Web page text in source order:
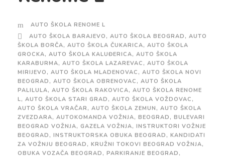
AUTO ŠKOLA RENOME L
AUTO ŠKOLA BARAJEVO , AUTO ŠKOLA BEOGRAD , AUTO
ŠKOLA BORČA, AUTO ŠKOLA ČUKARICA, AUTO ŠKOLA
GROCKA, AUTO ŠKOLA KALUĐERICA, AUTO ŠKOLA
KARABURMA, AUTO ŠKOLA LAZAREVAC , AUTO ŠKOLA
MIRIJEVO , AUTO ŠKOLA MLADENOVAC , AUTO ŠKOLA NOVI
BEOGRAD , AUTO ŠKOLA OBRENOVAC , AUTO ŠKOLA
PALILULA, AUTO ŠKOLA RAKOVICA, AUTO ŠKOLA RENOME
L, AUTO ŠKOLA STARI GRAD , AUTO ŠKOLA VOŽDOVAC ,
AUTO ŠKOLA VRAČAR , AUTO ŠKOLA ZEMUN , AUTO ŠKOLA
ZVEZDARA, AUTOKOMANDA VOŽNJA, BEOGRAD , BULEVARI
BEOGRAD VOŽNJA, GAZELA VOŽNJA, INSTRUKTORI VOŽNJE
BEOGRAD , INSTRUKTORSKA OBUKA BEOGRAD , KANDIDATI
ZA VOŽNJU BEOGRAD , KRUŽNI TOKOVI BEOGRAD VOŽNJA,
OBUKA VOZAČA BEOGRAD , PARKIRANJE BEOGRAD ,